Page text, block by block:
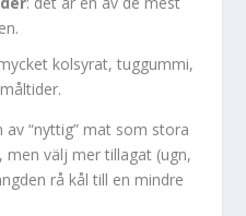
kolsyrat, tuggummi,
av “nyttig” mat som stora
men välj mer tillagat (ugn,
rå kål till en mindre